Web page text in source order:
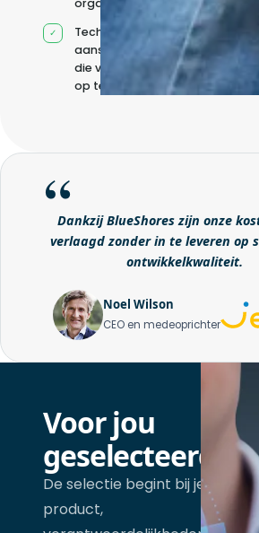
organisatie
Technische
aansturing zonder
die volledig intern
op te bouwen
Dankzij BlueShores zijn onze
verlaagd zonder in te leveren op
ontwikkelkwaliteit.
Noel Wilson
CEO en medeoprichter
Voor jou
geselecteerd
De selectie begint bij je
product,